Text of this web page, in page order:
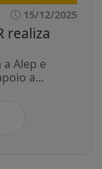
15/12/2025
realiza
Alep e
a...